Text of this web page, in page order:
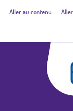
Aller au contenu